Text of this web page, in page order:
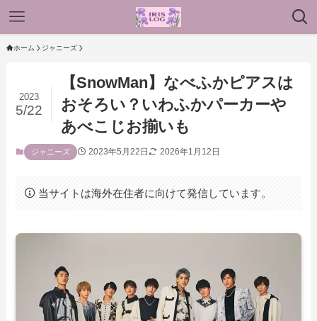
ホーム ジャニーズ
【SnowMan】なべふかピアスは
おそろい？いわふかパーカーや
あべこじお揃いも
2023
5/22
ジャニーズ 2023年5月22日 2026年1月12日
当サイトは海外在住者に向けて発信しています。